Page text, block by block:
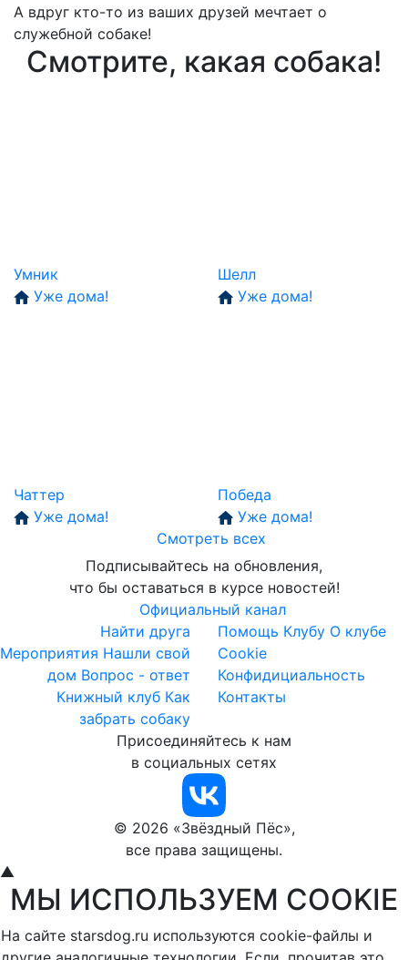
А вдруг кто-то из ваших друзей мечтает о
служебной собаке!
Смотрите, какая собака!
Умник
Уже дома!
Шелл
Уже дома!
Чаттер
Уже дома!
Победа
Уже дома!
Смотреть всех
Подписывайтесь на обновления,
что бы оставаться в курсе новостей!
Официальный канал
Найти друга
Мероприятия Нашли свой
дом Вопрос - ответ
Книжный клуб Как
забрать собаку
Помощь Клубу О клубе
Cookie
Конфидициальность
Контакты
Присоединяйтесь к нам
в социальных сетях
© 2026 «Звёздный Пёс»,
все права защищены.
▲
МЫ ИСПОЛЬЗУЕМ COOKIE
На сайте starsdog.ru используются cookie-файлы и